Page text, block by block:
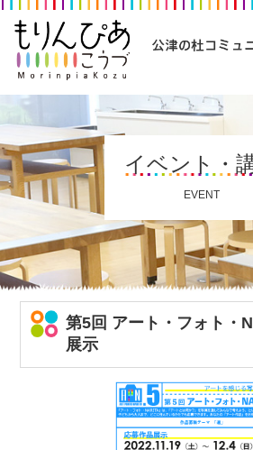
イベント・
EVENT
第5回 アート・フォト・
展示